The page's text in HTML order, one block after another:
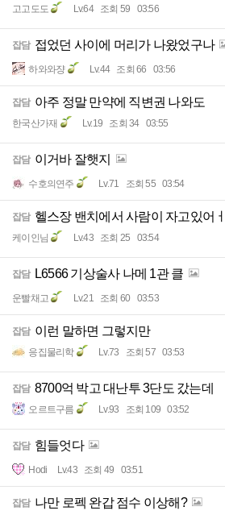
고고도도 Lv.64 조회 59 03:56
잡담 접었던 사이에 머리가 나왔었구나
하와와쟝 Lv.44 조회 66 03:56
잡담 아주 정말 만약에 직변권 나와도
한국산가재 Lv.19 조회 34 03:55
잡담 이거바 잘햇지
수호의연주 Lv.71 조회 55 03:54
잡담 헬스장 밴치에서 사람이 자고있어ㅓ
케이인님 Lv.43 조회 25 03:54
잡담 L6566 기상술사 나메 1관 클
운빨채고 Lv.21 조회 60 03:53
잡담 이런 말하면 그렇지만
응집물리학 Lv.73 조회 57 03:53
잡담 8700억 박고 대난투 3단도 갔는데
오르트구름 Lv.93 조회 109 03:52
잡담 힘들엇다
Hodi Lv.43 조회 49 03:51
잡담 나만 로펙 완갑 점수 이상해?